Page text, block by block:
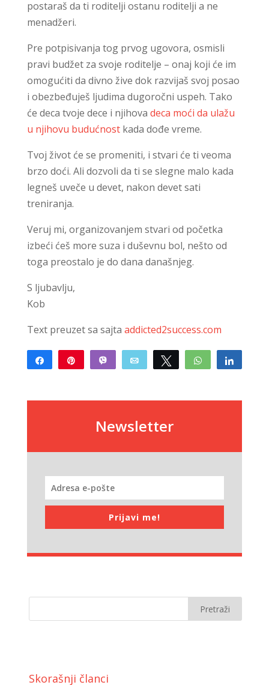
postaraš da ti roditelji ostanu roditelji a ne
menadžeri.
Pre potpisivanja tog prvog ugovora, osmisli
pravi budžet za svoje roditelje – onaj koji će im
omogućiti da divno žive dok razvijaš svoj posao
i obezbeđuješ ljudima dugoročni uspeh. Tako
će deca tvoje dece i njihova deca moći da ulažu
u njihovu budućnostkada dođe vreme.
Tvoj život će se promeniti, i stvari će ti veoma
brzo doći. Ali dozvoli da ti se slegne malo kada
legneš uveče u devet, nakon devet sati
treniranja.
Veruj mi, organizovanjem stvari od početka
izbeći ćeš more suza i duševnu bol, nešto od
toga preostalo je do dana današnjeg.
S ljubavlju,
Kob
Text preuzet sa sajta addicted2success.com
Share Vibe Email Tweet WhatsApp
Newsletter
Prijavi me!
Skorašnji članci